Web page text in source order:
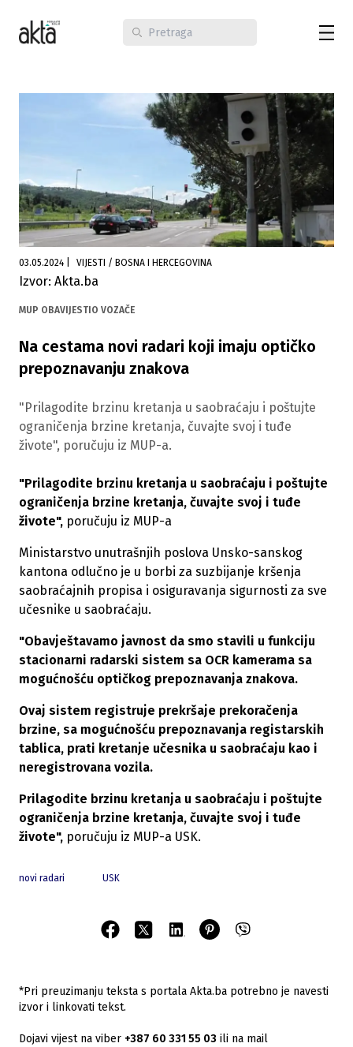
03.05.2024 VIJESTI / BOSNA I HERCEGOVINA
Izvor: Akta.ba
MUP OBAVIJESTIO VOZAČE
Na cestama novi radari koji imaju optičko
prepoznavanju znakova
"Prilagodite brzinu kretanja u saobraćaju i poštujte
ograničenja brzine kretanja, čuvajte svoj i tuđe
živote", poručuju iz MUP-a.
"Prilagodite brzinu kretanja u saobraćaju i poštujte
ograničenja brzine kretanja, čuvajte svoj i tuđe
živote", poručuju iz MUP-a
Ministarstvo unutrašnjih poslova Unsko-sanskog
kantona odlučno je u borbi za suzbijanje kršenja
saobraćajnih propisa i osiguravanja sigurnosti za sve
učesnike u saobraćaju.
"Obavještavamo javnost da smo stavili u funkciju
stacionarni radarski sistem sa OCR kamerama sa
mogućnošću optičkog prepoznavanja znakova.
Ovaj sistem registruje prekršaje prekoračenja
brzine, sa mogućnošću prepoznavanja registarskih
tablica, prati kretanje učesnika u saobraćaju kao i
neregistrovana vozila.
Prilagodite brzinu kretanja u saobraćaju i poštujte
ograničenja brzine kretanja, čuvajte svoj i tuđe
živote", poručuju iz MUP-a USK.
novi radari USK
*Pri preuzimanju teksta s portala Akta.ba potrebno je navesti
izvor i linkovati tekst.
Dojavi vijest na viber +387 60 331 55 03 ili na mail